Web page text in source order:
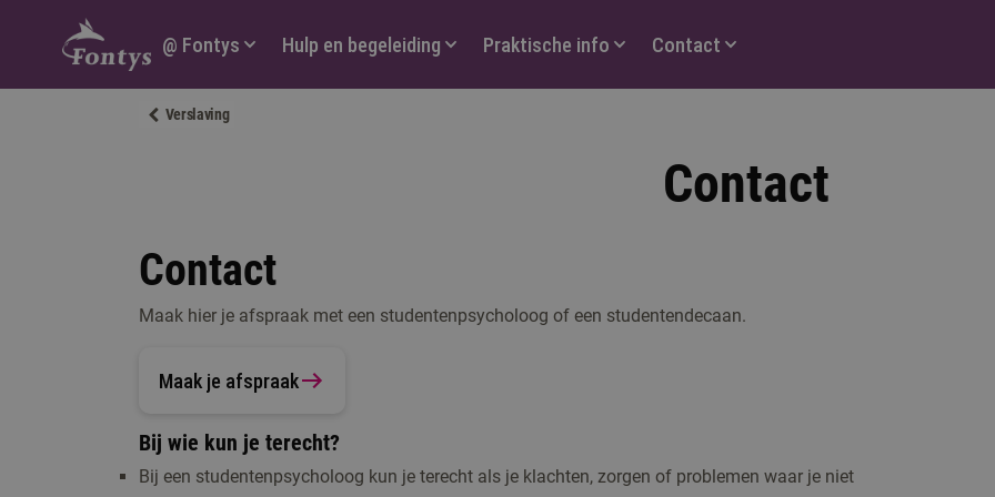
Hoofdmenu
@ Fontys Hulp en begeleiding Praktische info Contact
Verslaving
Contact
Contact
Maak hier je afspraak met een studentenpsycholoog of een studentendecaan.
Maak je afspraak
Bij wie kun je terecht?
Bij een studentenpsycholoog kun je terecht als je klachten, zorgen of problemen waar je niet